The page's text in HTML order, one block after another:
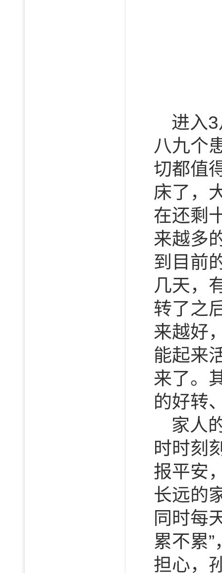
进入
八九个
切都值
床了，
在还剩
来越多
到目前
几天，
转了之
来越好
能起来
来了。
的好转
家人
时时刻
报平安
长远的
同时每
累不累
担心，